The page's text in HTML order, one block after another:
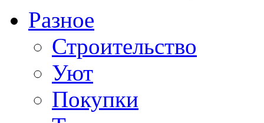
Разное
Строительство
Уют
Покупки